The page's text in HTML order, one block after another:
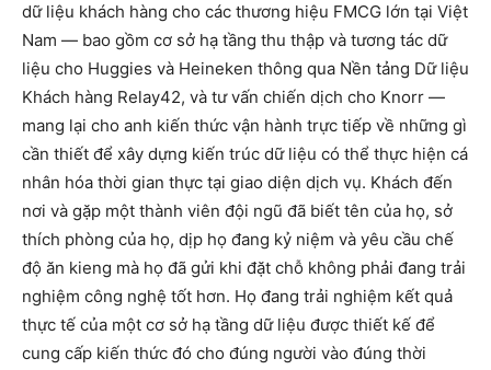
dữ liệu khách hàng cho các thương hiệu FMCG lớn tại Việt
Nam — bao gồm cơ sở hạ tầng thu thập và tương tác dữ
liệu cho Huggies và Heineken thông qua Nền tảng Dữ liệu
Khách hàng Relay42, và tư vấn chiến dịch cho Knorr —
mang lại cho anh kiến thức vận hành trực tiếp về những gì
cần thiết để xây dựng kiến trúc dữ liệu có thể thực hiện cá
nhân hóa thời gian thực tại giao diện dịch vụ. Khách đến
nơi và gặp một thành viên đội ngũ đã biết tên của họ, sở
thích phòng của họ, dịp họ đang kỷ niệm và yêu cầu chế
độ ăn kieng mà họ đã gửi khi đặt chỗ không phải đang trải
nghiệm công nghệ tốt hơn. Họ đang trải nghiệm kết quả
thực tế của một cơ sở hạ tầng dữ liệu được thiết kế để
cung cấp kiến thức đó cho đúng người vào đúng thời